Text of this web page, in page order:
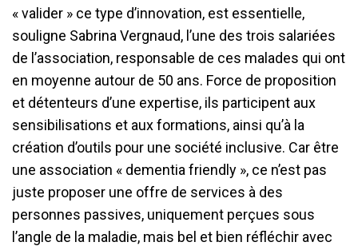
« valider » ce type d’innovation, est essentielle,
souligne Sabrina Vergnaud, l’une des trois salariées
de l’association, responsable de ces malades qui ont
en moyenne autour de 50 ans. Force de proposition
et détenteurs d’une expertise, ils participent aux
sensibilisations et aux formations, ainsi qu’à la
création d’outils pour une société inclusive. Car être
une association « dementia friendly », ce n’est pas
juste proposer une offre de services à des
personnes passives, uniquement perçues sous
l’angle de la maladie, mais bel et bien réfléchir avec